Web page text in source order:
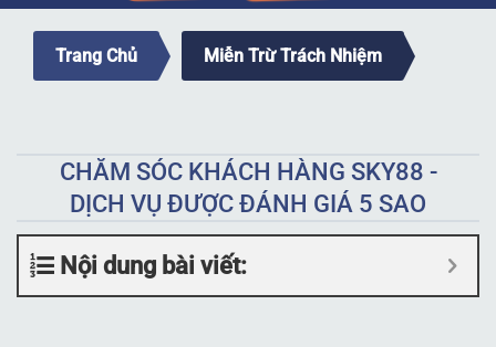
Trang Chủ Miễn Trừ Trách Nhiệm
CHĂM SÓC KHÁCH HÀNG SKY88 -
DỊCH VỤ ĐƯỢC ĐÁNH GIÁ 5 SAO
Nội dung bài viết: